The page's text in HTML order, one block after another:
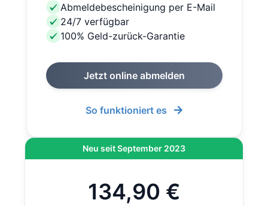
Abmeldebescheinigung per E-Mail
24/7 verfügbar
100% Geld-zurück-Garantie
Jetzt online abmelden
So funktioniert es
Neu seit September 2023
134,90 €